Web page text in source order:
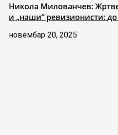
Никола Милованчев: Жртве
и „наши“ ревизионисти: до
новембар 20, 2025